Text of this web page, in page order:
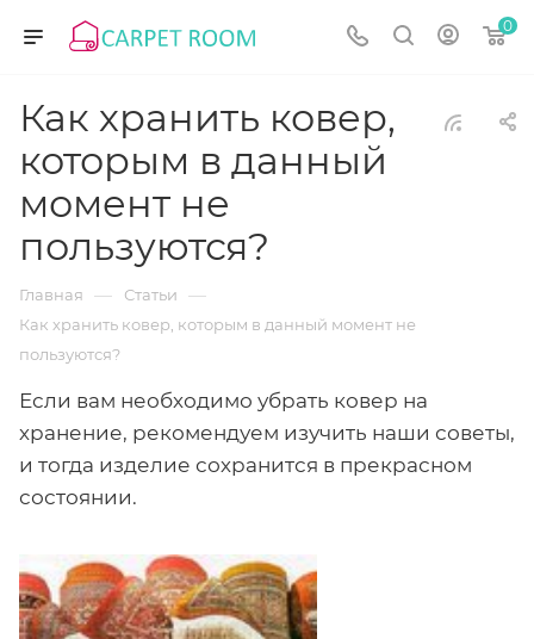
0
Как хранить ковер,
которым в данный
момент не
пользуются?
Главная — Статьи —
Как хранить ковер, которым в данный момент не
пользуются?
Если вам необходимо убрать ковер на
хранение, рекомендуем изучить наши советы,
и тогда изделие сохранится в прекрасном
состоянии.